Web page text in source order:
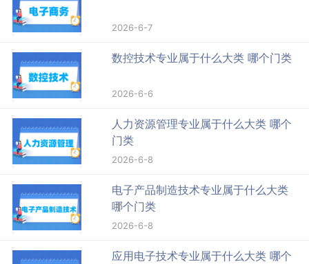
2026-6-7
数控技术专业属于什么大类 哪个门类
2026-6-6
人力资源管理专业属于什么大类 哪个
门类
2026-6-8
电子产品制造技术专业属于什么大类
哪个门类
2026-6-8
应用电子技术专业属于什么大类 哪个